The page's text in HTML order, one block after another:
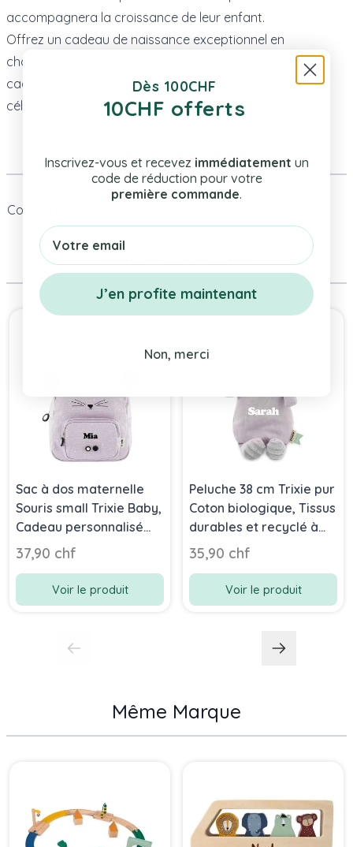
accompagnera la croissance de leur enfant.
Offrez un cadeau de naissance exceptionnel en
choisissant la tour à empiler "Mrs. Mouse" sur bebe-
cadeau.ch. Une pièce unique, conçue avec amour pour
célébrer la vie.
Code Article
Même Catégorie
Press to skip carousel
Sac à dos maternelle
Souris small Trixie Baby,
Cadeau personnalisé
avec prénom ou
initiales en broderie,
dès 2 ans
37,90 chf
Voir le produit
Peluche 38 cm Trixie pur
Coton biologique, Tissus
durables et recyclé à
100%, dès la naissance,
souris
35,90 chf
Voir le produit
Même Marque
Dès 100CHF
10CHF offerts
Inscrivez-vous et recevez immédiatement un
code de réduction pour votre
première commande.
Email
J’en profite maintenant
Non, merci